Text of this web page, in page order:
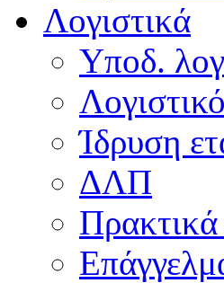
Λογιστικά
Υποδ.
Ίδρυση
ΔΛΠ